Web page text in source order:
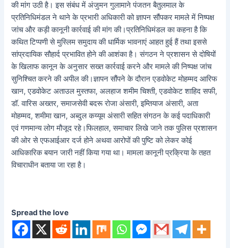
की मांग उठी है। इस संबंध में अंजुमन गुलामाने पंजतन बैतुलमाल के
प्रतिनिधिमंडल ने थाने के प्रभारी अधिकारी को ज्ञापन सौंपकर मामले में निष्पक्ष
जांच और कड़ी कानूनी कार्रवाई की मांग की।प्रतिनिधिमंडल का कहना है कि
कथित टिप्पणी से मुस्लिम समुदाय की धार्मिक भावनाएं आहत हुई हैं तथा इससे
सांप्रदायिक सौहार्द प्रभावित होने की आशंका है। संगठन ने प्रशासन से दोषियों
के खिलाफ कानून के अनुसार सख्त कार्रवाई करने और मामले की निष्पक्ष जांच
सुनिश्चित करने की अपील की।ज्ञापन सौंपने के दौरान एडवोकेट मोहम्मद आरिफ
खान, एडवोकेट अताउल मुस्तफा, अलहाज शमीम चिश्ती, एडवोकेट शाहिद सफी,
डॉ. वारिस अख्तर, समाजसेवी बदरू रोजा अंसारी, इम्तियाज अंसारी, अता
मोहम्मद, शमीमा खान, अब्दुल कय्यूम अंसारी सहित संगठन के कई पदाधिकारी
एवं गणमान्य लोग मौजूद रहे।फिलहाल, समाचार लिखे जाने तक पुलिस प्रशासन
की ओर से एफआईआर दर्ज होने अथवा आरोपों की पुष्टि को लेकर कोई
आधिकारिक बयान जारी नहीं किया गया था। मामला कानूनी प्रक्रिया के तहत
विचाराधीन बताया जा रहा है।
Spread the love